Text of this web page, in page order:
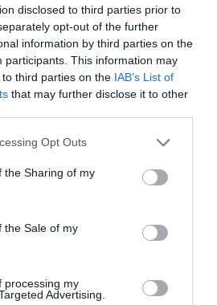
disclosed to third parties prior to
opt-out of the further
information by third parties on the
participants. This information may
third parties on the IAB’s List of
that may further disclose it to other
Opt Outs
the Sharing of my
the Sale of my
processing my
Advertising.